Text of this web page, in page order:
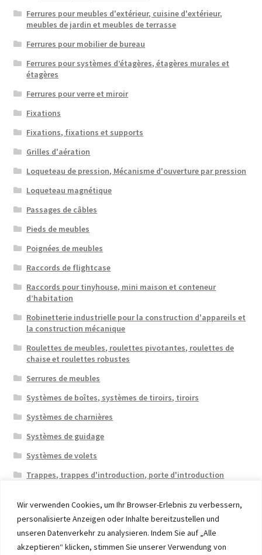
Wir verwenden Cookies, um Ihr Browser-Erlebnis zu verbessern,
personalisierte Anzeigen oder Inhalte bereitzustellen und
unseren Datenverkehr zu analysieren. Indem Sie auf „Alle
akzeptieren“ klicken, stimmen Sie unserer Verwendung von
Ferrures pour meubles d'extérieur, cuisine d'extérieur,
meubles de jardin et meubles de terrasse
Ferrures pour mobilier de bureau
Ferrures pour systèmes d’étagères, étagères murales et
étagères
Ferrures pour verre et miroir
Fixations
Fixations, fixations et supports
Grilles d'aération
Loqueteau de pression, Mécanisme d'ouverture par pression
Loqueteau magnétique
Passages de câbles
Pieds de meubles
Poignées de meubles
Raccords de flightcase
Raccords pour tinyhouse, mini maison et conteneur
d’habitation
Robinetterie industrielle pour la construction d'appareils et
la construction mécanique
Roulettes de meubles, roulettes pivotantes, roulettes de
chaise et roulettes robustes
Serrures de meubles
Systèmes de boîtes, systèmes de tiroirs, tiroirs
Systèmes de charnières
Systèmes de guidage
Systèmes de volets
Trappes, trappes d'introduction, porte d'introduction